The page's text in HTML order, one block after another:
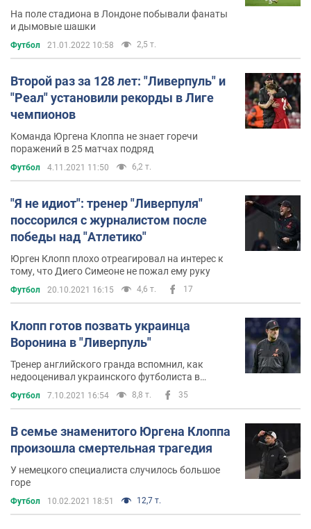
На поле стадиона в Лондоне побывали фанаты
и дымовые шашки
Футбол 21.01.2022 10:58 2,5 т.
Второй раз за 128 лет: "Ливерпуль" и
"Реал" установили рекорды в Лиге
чемпионов
Команда Юргена Клоппа не знает горечи
поражений в 25 матчах подряд
Футбол 4.11.2021 11:50 6,2 т.
"Я не идиот": тренер "Ливерпуля"
поссорился с журналистом после
победы над "Атлетико"
Юрген Клопп плохо отреагировал на интерес к
тому, что Диего Симеоне не пожал ему руку
Футбол 20.10.2021 16:15 4,6 т. 17
Клопп готов позвать украинца
Воронина в "Ливерпуль"
Тренер английского гранда вспомнил, как
недооценивал украинского футболиста в
Футбол 7.10.2021 16:54 8,8 т. 35
В семье знаменитого Юргена Клоппа
произошла смертельная трагедия
У немецкого специалиста случилось большое
горе
Футбол 10.02.2021 18:51 12,7 т.